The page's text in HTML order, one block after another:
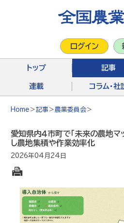
トップ 記事
連載 コラム・社
ログイン
Home ＞記事＞農業委員会＞
愛知県内４市町で「未来の農地
し農地集積や作業効率化
2026年04月24日